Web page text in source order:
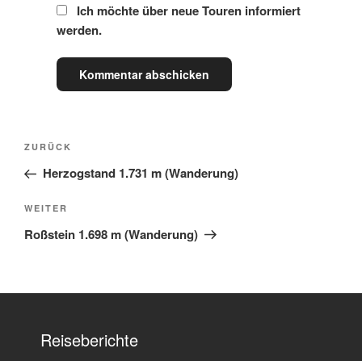
Ich möchte über neue Touren informiert
werden.
ZURÜCK
Herzogstand 1.731 m (Wanderung)
WEITER
Roßstein 1.698 m (Wanderung)
Reiseberichte